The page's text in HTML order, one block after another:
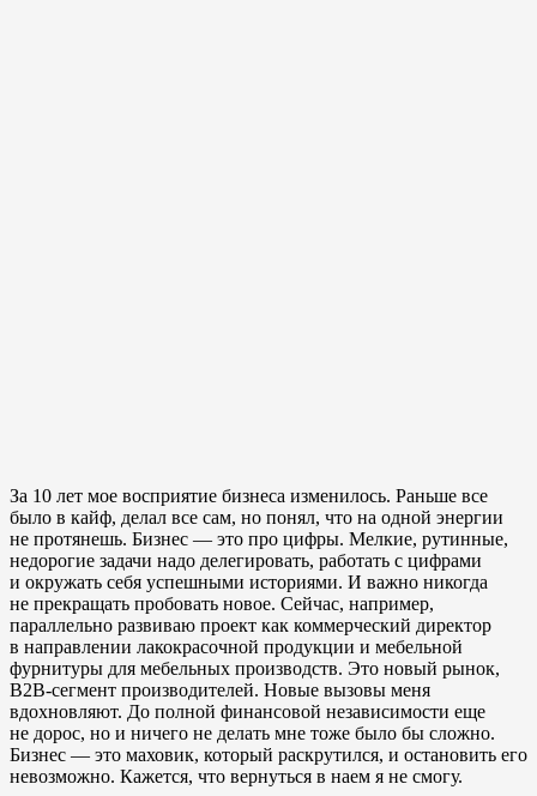
За 10 лет мое восприятие бизнеса изменилось. Раньше все
было в кайф, делал все сам, но понял, что на одной энергии
не протянешь. Бизнес — это про цифры. Мелкие, рутинные,
недорогие задачи надо делегировать, работать с цифрами
и окружать себя успешными историями. И важно никогда
не прекращать пробовать новое. Сейчас, например,
параллельно развиваю проект как коммерческий директор
в направлении лакокрасочной продукции и мебельной
фурнитуры для мебельных производств. Это новый рынок,
B2B-сегмент производителей. Новые вызовы меня
вдохновляют. До полной финансовой независимости еще
не дорос, но и ничего не делать мне тоже было бы сложно.
Бизнес — это маховик, который раскрутился, и остановить его
невозможно. Кажется, что вернуться в наем я не смогу.